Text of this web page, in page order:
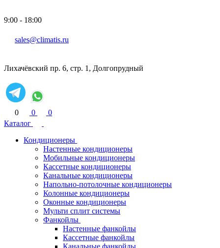
9:00 - 18:00
sales@climatis.ru
Лихачёвский пр. 6, стр. 1, Долгопрудный
0 0
0
Каталог
Кондиционеры
Настенные кондиционеры
Мобильные кондиционеры
Кассетные кондиционеры
Канальные кондиционеры
Напольно-потолочные кондиционеры
Колонные кондиционеры
Оконные кондиционеры
Мульти сплит системы
Фанкойлы
Настенные фанкойлы
Кассетные фанкойлы
Канальные фанкойлы